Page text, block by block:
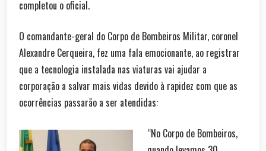
completou o oficial.
O comandante-geral do Corpo de Bombeiros Militar, coronel
Alexandre Cerqueira, fez uma fala emocionante, ao registrar
que a tecnologia instalada nas viaturas vai ajudar a
corporação a salvar mais vidas devido à rapidez com que as
ocorrências passarão a ser atendidas:
“No Corpo de Bombeiros,